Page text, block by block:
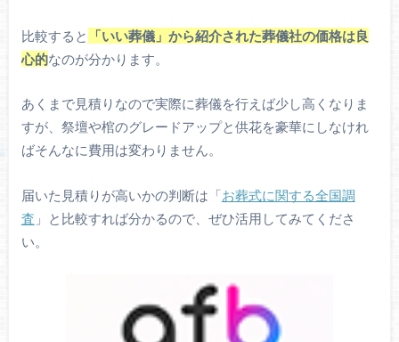
比較すると
「いい葬儀」から紹介された葬儀社の価格は良
心的なのが分かります。
あくまで見積りなので実際に葬儀を行えば少し高くなりま
すが、祭壇や棺のグレードアップと供花を豪華にしなけれ
ばそんなに費用は変わりません。
届いた見積りが高いかの判断は「お葬式に関する全国調
査 」と比較すれば分かるので、ぜひ活用してみてくださ
い。